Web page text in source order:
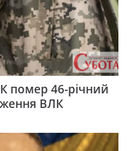
помер 46-річний
ВЛК